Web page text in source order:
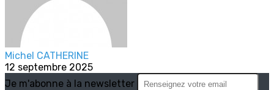
Michel CATHERINE
12 septembre 2025
Je m'abonne à la newsletter